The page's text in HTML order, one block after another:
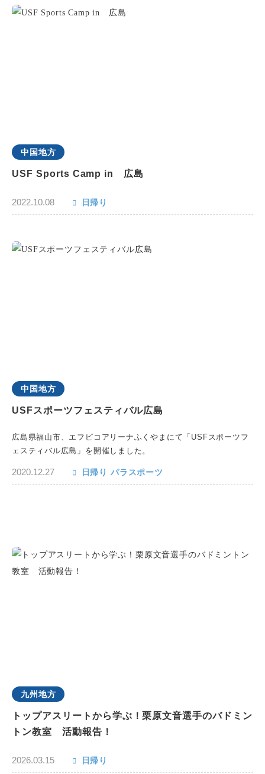
中国地方
USF Sports Camp in 広島
2022.10.08 日帰り
中国地方
USFスポーツフェスティバル広島
広島県福山市、エフピコアリーナふくやまにて「USFスポーツフ
ェスティバル広島」を開催しました。
2020.12.27 日帰り パラスポーツ
九州地方
トップアスリートから学ぶ！栗原文音選手のバドミン
トン教室 活動報告！
2026.03.15 日帰り